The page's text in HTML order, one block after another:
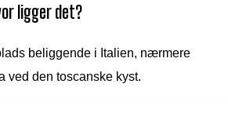
ligger det?
beliggende i Italien, nærmere
ved den toscanske kyst.